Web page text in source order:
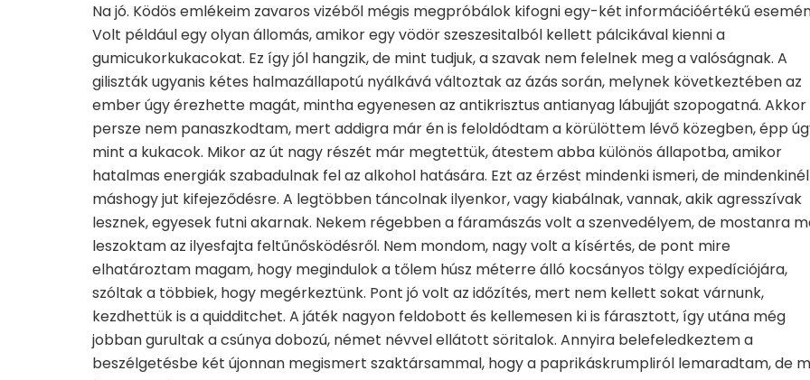
Na jó. Ködös emlékeim zavaros vizéből mégis megpróbálok kifogni egy-két információértékű
Volt például egy olyan állomás, amikor egy vödör szeszesitalból kellett pálcikával kienni a
gumicukorkukacokat. Ez így jól hangzik, de mint tudjuk, a szavak nem felelnek meg a valóságnak. A
giliszták ugyanis kétes halmazállapotú nyálkává változtak az ázás során, melynek következtében az
ember úgy érezhette magát, mintha egyenesen az antikrisztus antianyag lábujját szopogatná. Akkor
persze nem panaszkodtam, mert addigra már én is feloldódtam a körülöttem lévő közegben, épp
mint a kukacok. Mikor az út nagy részét már megtettük, átestem abba különös állapotba, amikor
hatalmas energiák szabadulnak fel az alkohol hatására. Ezt az érzést mindenki ismeri, de mindenkinél
máshogy jut kifejeződésre. A legtöbben táncolnak ilyenkor, vagy kiabálnak, vannak, akik agresszívak
lesznek, egyesek futni akarnak. Nekem régebben a fáramászás volt a szenvedélyem, de mostanra
leszoktam az ilyesfajta feltűnősködésről. Nem mondom, nagy volt a kísértés, de pont mire
elhatároztam magam, hogy megindulok a tőlem húsz méterre álló kocsányos tölgy expedíciójára,
szóltak a többiek, hogy megérkeztünk. Pont jó volt az időzítés, mert nem kellett sokat várnunk,
kezdhettük is a quidditchet. A játék nagyon feldobott és kellemesen ki is fárasztott, így utána még
jobban gurultak a csúnya dobozú, német névvel ellátott söritalok. Annyira belefeledkeztem a
beszélgetésbe két újonnan megismert szaktársammal, hogy a paprikáskrumpliról lemaradtam, de